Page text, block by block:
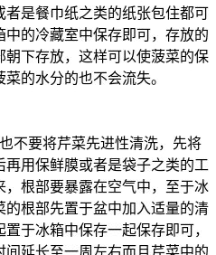
是餐巾纸之类的纸张包住都可
的冷藏室中保存即可，存放的
朝下存放，这样可以使菠菜的保
的水分的也不会流失。
不要将芹菜先进性清洗，先将
用保鲜膜或者是袋子之类的工
根部要暴露在空气中，至于冰
根部先置于盆中加入适量的清
于冰箱中保存一起保存即可，
延长至一周左右而且芹菜中的